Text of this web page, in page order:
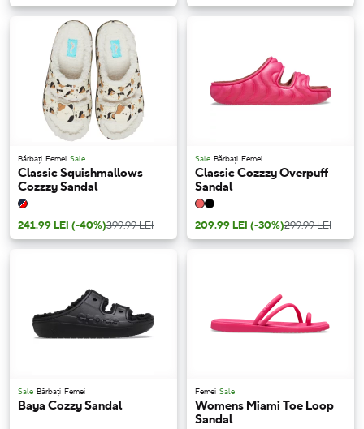
Bărbați Femei Sale
Classic Squishmallows
Cozzzy Sandal
241.99 LEI (-40%)399.99 LEI
Sale Bărbați Femei
Classic Cozzzy Overpuff
Sandal
209.99 LEI (-30%)299.99 LEI
Sale Bărbați Femei
Baya Cozzy Sandal
Femei Sale
Womens Miami Toe Loop
Sandal